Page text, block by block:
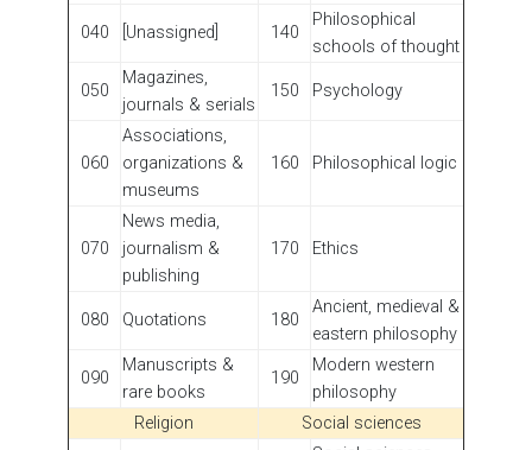
040 [Unassigned] 140
Philosophical
schools of thought
050
Magazines,
journals & serials
150 Psychology
060
Associations,
organizations &
museums
160 Philosophical logic
070
News media,
journalism &
publishing
170 Ethics
080 Quotations 180
Ancient, medieval &
eastern philosophy
090
Manuscripts &
rare books
190
Modern western
philosophy
Religion
Social sciences